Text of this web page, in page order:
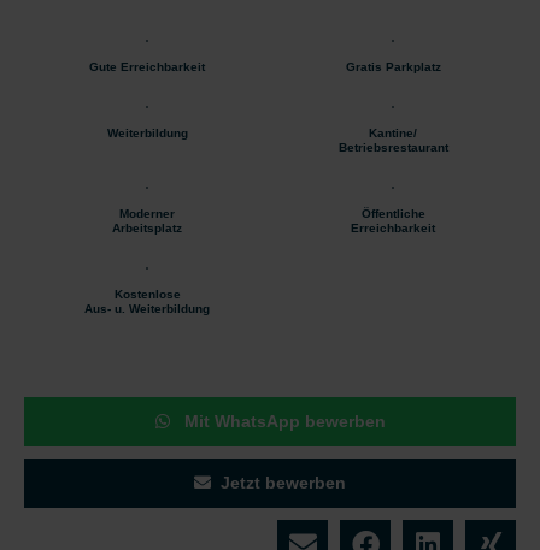
Gute Erreichbarkeit Gratis Parkplatz
Weiterbildung
Kantine/
Betriebsrestaurant
Moderner
Arbeitsplatz
Öffentliche
Erreichbarkeit
Kostenlose
Aus- u. Weiterbildung
Mit WhatsApp bewerben
Jetzt bewerben